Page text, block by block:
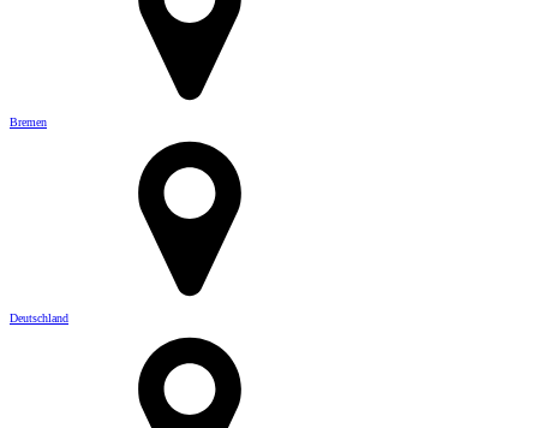
Bremen
Deutschland